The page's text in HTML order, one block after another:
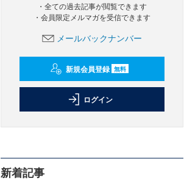
・全ての過去記事が閲覧できます
・会員限定メルマガを受信できます
メールバックナンバー
新規会員登録 無料
ログイン
新着記事